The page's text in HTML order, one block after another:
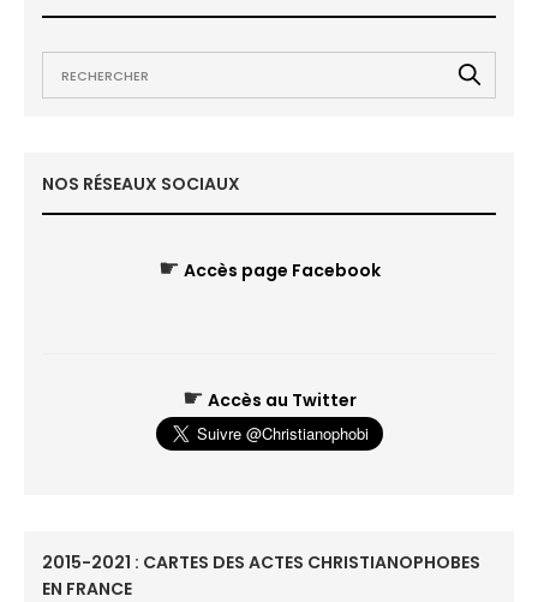
NOS RÉSEAUX SOCIAUX
☛ Accès page Facebook
☛ Accès au Twitter
2015-2021 : CARTES DES ACTES CHRISTIANOPHOBES
EN FRANCE